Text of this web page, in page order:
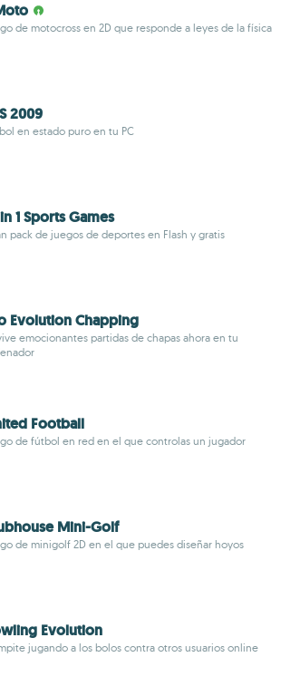
de motocross en 2D que responde a leyes de la física
2009
en estado puro en tu PC
1 Sports Games
pack de juegos de deportes en Flash y gratis
Evolution Chapping
emocionantes partidas de chapas ahora en tu
Football
de fútbol en red en el que controlas un jugador
Mini-Golf
de minigolf 2D en el que puedes diseñar hoyos
Evolution
jugando a los bolos contra otros usuarios online